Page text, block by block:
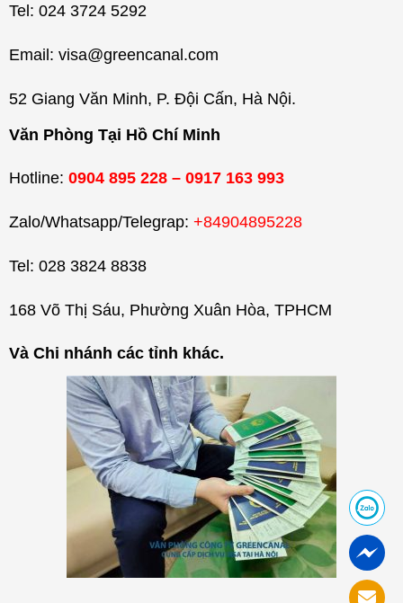
Tel: 024 3724 5292
Email: visa@greencanal.com
52 Giang Văn Minh, P. Đội Cấn, Hà Nội.
Văn Phòng Tại Hồ Chí Minh
Hotline: 0904 895 228 – 0917 163 993
Zalo/Whatsapp/Telegrap: +84904895228
Tel: 028 3824 8838
168 Võ Thị Sáu, Phường Xuân Hòa, TPHCM
Và Chi nhánh các tỉnh khác.